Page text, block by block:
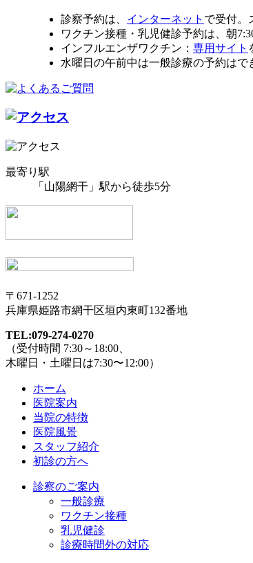
診察予約は、 インターネット で受付。
ワクチン接種・乳児健診予約は、朝
インフルエンザワクチン： 専用サイト
水曜日の午前中は一般診療の予約はで
最寄り駅
「山陽網干」駅から徒歩5分
〒671-1252
兵庫県姫路市網干区垣内東町132番地
TEL:079-274-0270
（受付時間 7:30～18:00、
木曜日・土曜日は7:30〜12:00）
ホーム
医院案内
当院の特徴
医院風景
スタッフ紹介
初診の方へ
診察のご案内
一般診療
ワクチン接種
乳児健診
診療時間外の対応